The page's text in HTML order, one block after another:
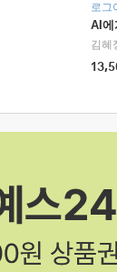
로그
AI에
김혜